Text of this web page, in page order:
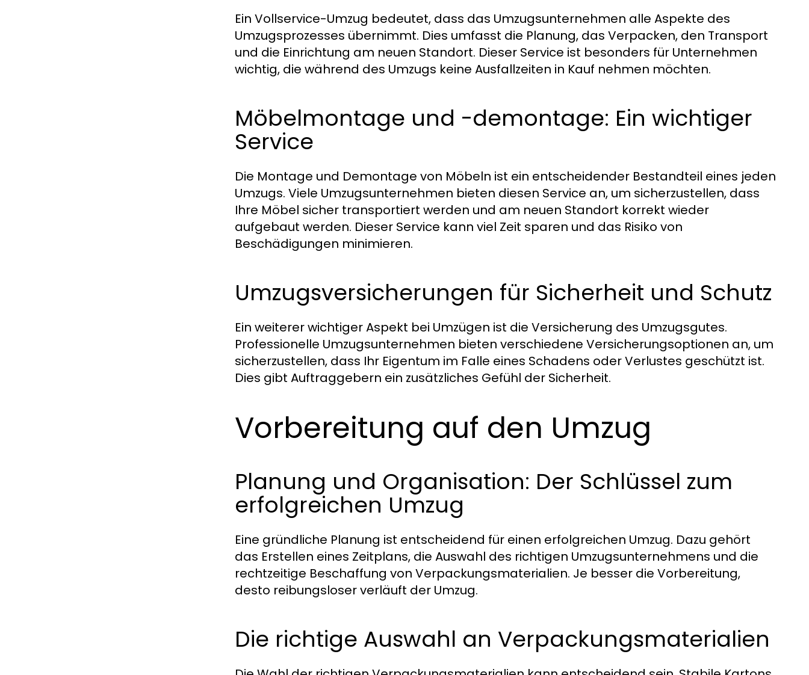
Ein Vollservice-Umzug bedeutet, dass das Umzugsunternehmen alle Aspekte des
Umzugsprozesses übernimmt. Dies umfasst die Planung, das Verpacken, den Transport
und die Einrichtung am neuen Standort. Dieser Service ist besonders für Unternehmen
wichtig, die während des Umzugs keine Ausfallzeiten in Kauf nehmen möchten.
Möbelmontage und -demontage: Ein wichtiger
Service
Die Montage und Demontage von Möbeln ist ein entscheidender Bestandteil eines jeden
Umzugs. Viele Umzugsunternehmen bieten diesen Service an, um sicherzustellen, dass
Ihre Möbel sicher transportiert werden und am neuen Standort korrekt wieder
aufgebaut werden. Dieser Service kann viel Zeit sparen und das Risiko von
Beschädigungen minimieren.
Umzugsversicherungen für Sicherheit und Schutz
Ein weiterer wichtiger Aspekt bei Umzügen ist die Versicherung des Umzugsgutes.
Professionelle Umzugsunternehmen bieten verschiedene Versicherungsoptionen an, um
sicherzustellen, dass Ihr Eigentum im Falle eines Schadens oder Verlustes geschützt ist.
Dies gibt Auftraggebern ein zusätzliches Gefühl der Sicherheit.
Vorbereitung auf den Umzug
Planung und Organisation: Der Schlüssel zum
erfolgreichen Umzug
Eine gründliche Planung ist entscheidend für einen erfolgreichen Umzug. Dazu gehört
das Erstellen eines Zeitplans, die Auswahl des richtigen Umzugsunternehmens und die
rechtzeitige Beschaffung von Verpackungsmaterialien. Je besser die Vorbereitung,
desto reibungsloser verläuft der Umzug.
Die richtige Auswahl an Verpackungsmaterialien